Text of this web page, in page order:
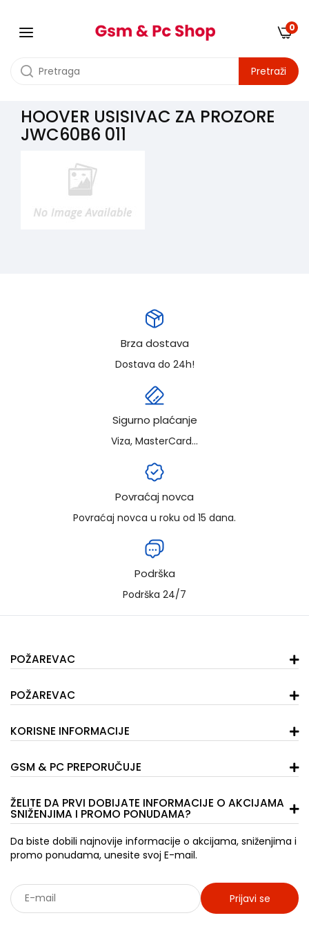
Pretraži
0
HOOVER USISIVAC ZA PROZORE
JWC60B6 011
Brza dostava
Dostava do 24h!
Sigurno plaćanje
Viza, MasterCard...
Povraćaj novca
Povraćaj novca u roku od 15 dana.
Podrška
Podrška 24/7
POŽAREVAC
POŽAREVAC
KORISNE INFORMACIJE
GSM & PC PREPORUČUJE
ŽELITE DA PRVI DOBIJATE INFORMACIJE O AKCIJAMA
SNIŽENJIMA I PROMO PONUDAMA?
Da biste dobili najnovije informacije o akcijama, sniženjima i
promo ponudama, unesite svoj E-mail.
Prijavi se